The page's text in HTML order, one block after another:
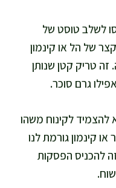
לשלב טוסט של
של הל או קינמון
טריק קטן שנותן
גרם סוכר.
להצמיד לקינוח משהו
קינמון גורמת לנו
להכניס הפסקות